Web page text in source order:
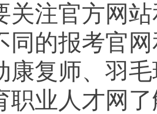
关注官方网
同的报考官
康复师、羽
职业人才网